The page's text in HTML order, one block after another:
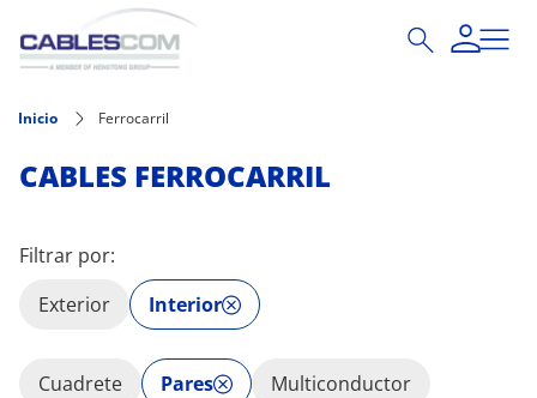
Pasar al contenido principal
Inicio Ferrocarril
CABLES FERROCARRIL
Filtrar por:
Exterior
Interior
Cuadrete Pares Multiconductor